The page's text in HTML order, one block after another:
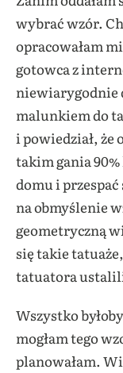
wybrać wzór.
opracowałam
gotowca z
niewiarygodnie
malunkiem do
i powiedział, że
takim gania
domu i przespać
na obmyślenie
geometryczną
się takie
tatuatora
Wszystko
mogłam tego
planowałam.